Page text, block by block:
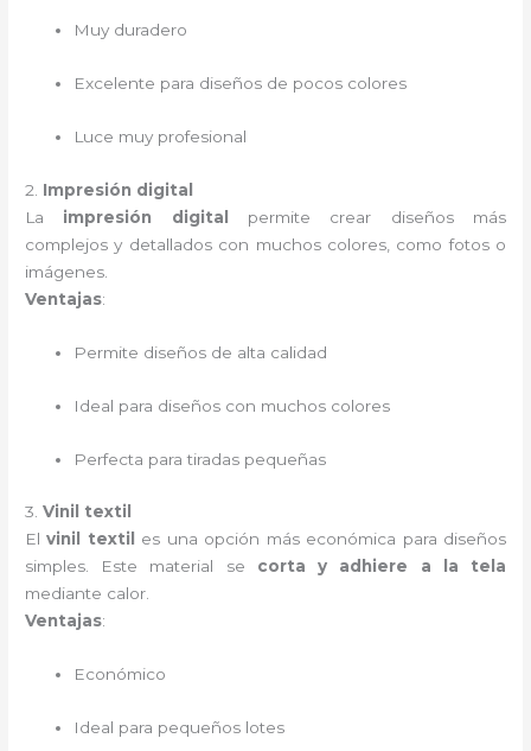
Muy duradero
Excelente para diseños de pocos colores
Luce muy profesional
2. Impresión digital
La impresión digital
permite crear diseños más
complejos y detallados con muchos colores, como fotos o
imágenes.
Ventajas:
Permite diseños de alta calidad
Ideal para diseños con muchos colores
Perfecta para tiradas pequeñas
3.Vinil textil
Elvinil textil
es una opción más económica para diseños
simples. Este material se corta y adhiere a la tela
mediante calor.
Ventajas:
Económico
Ideal para pequeños lotes